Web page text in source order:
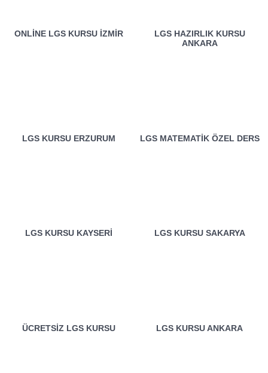
ONLINE LGS KURSU İZMIR
LGS HAZIRLIK KURSU
ANKARA
LGS KURSU ERZURUM LGS MATEMATIK ÖZEL DERS
LGS KURSU KAYSERI LGS KURSU SAKARYA
ÜCRETSIZ LGS KURSU LGS KURSU ANKARA